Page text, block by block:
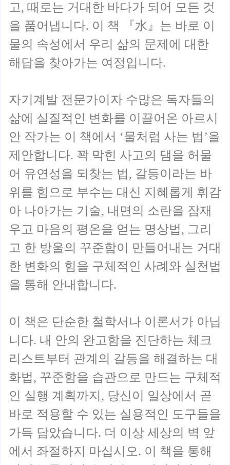
고, 때로는 거대한 바다가 되어 모든 것
을 품어냅니다. 이 책 『水』는 바로 이
물의 속성에서 우리 삶의 문제에 대한
해답을 찾아가는 여정입니다.
자기계발 전문가이자 수많은 독자들의
삶에 실질적인 변화를 이끌어온 아르시
안 작가는 이 책에서 ‘물처럼 사는 법’을
제안합니다. 꽉 막힌 사고의 댐을 허물
어 유연성을 되찾는 법, 갈등이라는 바
위를 힘으로 부수는 대신 지혜롭게 휘감
아 나아가는 기술, 내면의 소란을 잠재
우고 마음의 평온을 얻는 명상법, 그리
고 한 방울의 꾸준함이 만들어내는 거대
한 변화의 힘을 구체적인 사례와 실천법
을 통해 안내합니다.
이 책은 단순한 철학서나 이론서가 아닙
니다. 내 안의 완고함을 진단하는 체크
리스트부터 관계의 갈등을 해결하는 대
화법, 꾸준함을 습관으로 만드는 구체적
인 실행 계획까지, 당신이 일상에서 곧
바로 적용할 수 있는 실용적인 도구들을
가득 담았습니다. 더 이상 세상의 벽 앞
에서 좌절하지 마십시오. 이 책을 통해